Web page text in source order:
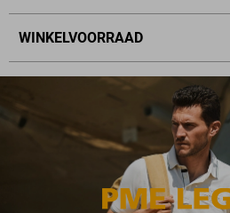
WINKELVOORRAAD